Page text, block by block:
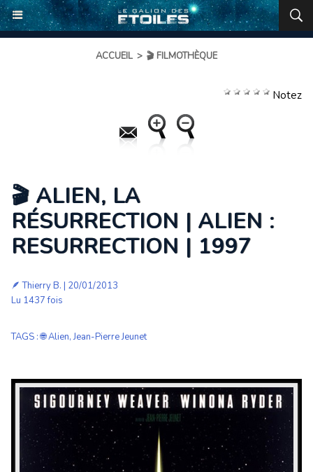
ACCUEIL > 🎬 FILMOTHÈQUE
Notez
🎬 ALIEN, LA
RÉSURRECTION | ALIEN :
RESURRECTION | 1997
🪶Thierry B. | 20/01/2013
Lu 1437 fois
TAGS :🌐 Alien,Jean-Pierre Jeunet